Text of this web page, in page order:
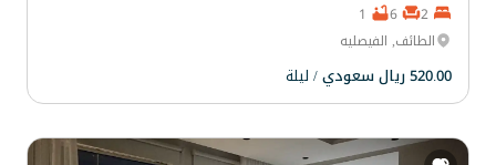
الطائف, الفيصليه
520.00 ريال سعودي / ليلة